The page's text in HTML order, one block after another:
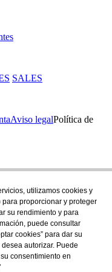
SALES
Aviso legalPolítica de
con nosotros en nuestra
utilizamos cookies y
para proporcionar y proteger
su rendimiento y para
puede consultar
cookies” para dar su
autorizar. Puede
consentimiento en